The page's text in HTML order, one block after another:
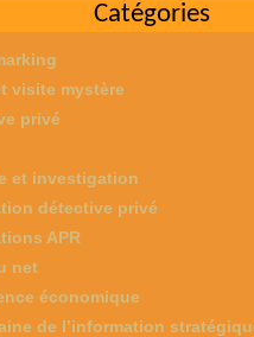
Catégories
visite mystère
privé
et investigation
détective privé
APR
net
économique
de l’information